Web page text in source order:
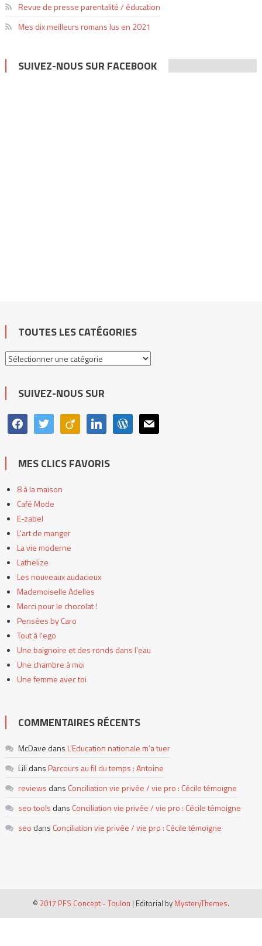
Revue de presse parentalité / éducation
Mes dix meilleurs romans lus en 2021
SUIVEZ-NOUS SUR FACEBOOK
TOUTES LES CATÉGORIES
Toutes
catégories
SUIVEZ-NOUS SUR
facebooktwitter viadeo linkedin wordpress
mail
MES CLICS FAVORIS
8 à la maison
Café Mode
E-zabel
L'art de manger
La vie moderne
Lathelize
Les nouveaux audacieux
Mademoiselle Adelles
Merci pour le chocolat !
Pensées by Caro
Tout à l'ego
Une baignoire et des ronds dans l'eau
Une chambre à moi
Une femme avec toi
COMMENTAIRES RÉCENTS
McDave dansL’Education nationale m’a tuer
Lili dansParcours au fil du temps : Antoine
reviews dans Conciliation vie privée / vie pro : Cécile témoigne
seo tools dans Conciliation vie privée / vie pro : Cécile témoigne
seo dans Conciliation vie privée / vie pro : Cécile témoigne
© 2017 PFS Concept - Toulon | Editorial by MysteryThemes.